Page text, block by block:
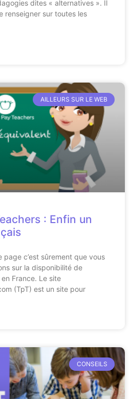
dites « alternatives ». Il
renseigner sur toutes les
AILLEURS SUR LE WEB
: Enfin un
c’est sûrement que vous
sur la disponibilité de
France. Le site
(TpT) est un site pour
CONSEILS